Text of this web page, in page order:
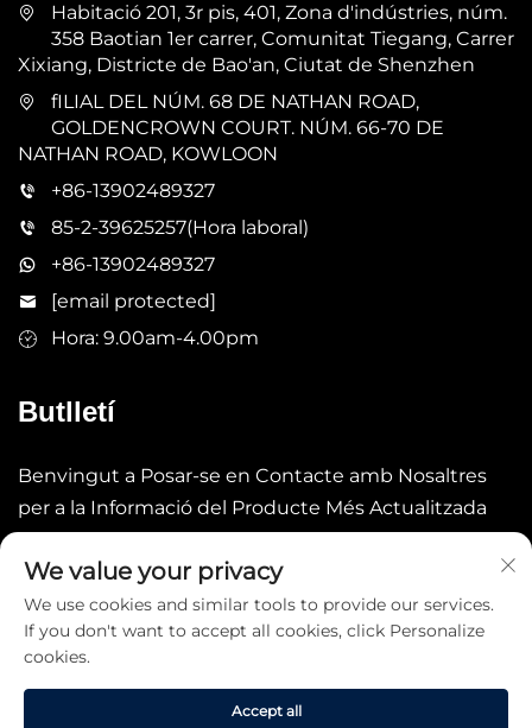
Habitació 201, 3r pis, 401, Zona d'indústries, núm.
358 Baotian 1er carrer, Comunitat Tiegang, Carrer
Xixiang, Districte de Bao'an, Ciutat de Shenzhen
fILIAL DEL NÚM. 68 DE NATHAN ROAD,
GOLDENCROWN COURT. NÚM. 66-70 DE
NATHAN ROAD, KOWLOON
+86-13902489327
85-2-39625257(Hora laboral)
+86-13902489327
[email protected]
Hora: 9.00am-4.00pm
Butlletí
Benvingut a Posar-se en Contacte amb Nosaltres
per a la Informació del Producte Més Actualitzada
We value your privacy
We use cookies and similar tools to provide our services.
If you don't want to accept all cookies, click Personalize
cookies.
Accept all